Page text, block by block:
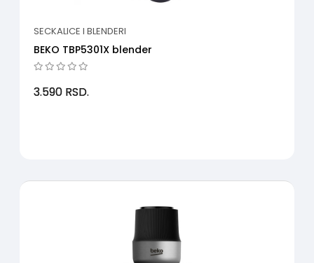
SECKALICE I BLENDERI
BEKO TBP5301X blender
3.590 RSD.